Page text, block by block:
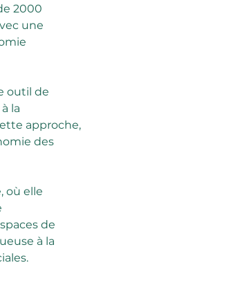
2000
une
outil de
la
approche,
des
où elle
de
à la